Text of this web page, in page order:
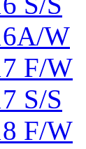
W
F/W
S/S
F/W